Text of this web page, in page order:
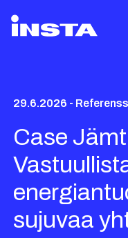
29.6.2026 -
Case
sujuvaa